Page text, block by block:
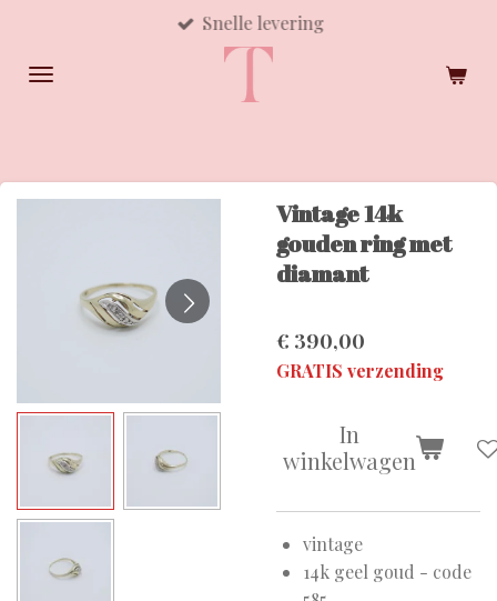
naar
Snelle levering
Vintage 14k
gouden ring met
diamant
€ 390,00
GRATIS verzending
In
winkelwagen
vintage
14k geel goud - code